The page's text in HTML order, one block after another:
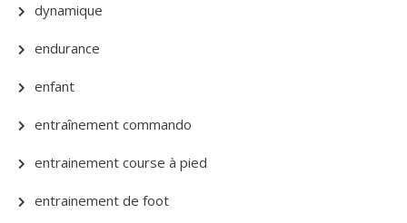
dynamique
endurance
enfant
entraînement commando
entrainement course à pied
entrainement de foot